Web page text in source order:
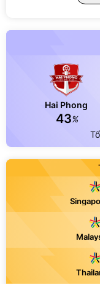
Hai Phong
43%